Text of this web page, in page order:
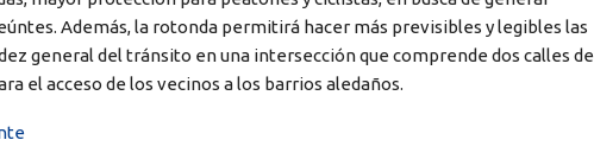
Además, la rotonda permitirá hacer más previsibles y legibles las
general del tránsito en una intersección que comprende dos calles de
el acceso de los vecinos a los barrios aledaños.